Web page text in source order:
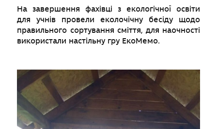
На завершення фахівці з екологічної освіти
для учнів провели еколочічну бесіду щодо
правильного сортування сміття, для наочності
використали настільну гру ЕкоМемо.